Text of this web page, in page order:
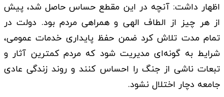
اظهار داشت: آنچه در این مقطع حساس حاصل شد، پیش
از هر چیز از الطاف الهی و همراهی مردم بود. دولت در
تمام مدت تلاش کرد ضمن حفظ پایداری خدمات عمومی،
شرایط به گونه‌ای مدیریت شود که مردم کمترین آثار و
تبعات ناشی از جنگ را احساس کنند و روند زندگی عادی
جامعه دچار اختلال نشود.